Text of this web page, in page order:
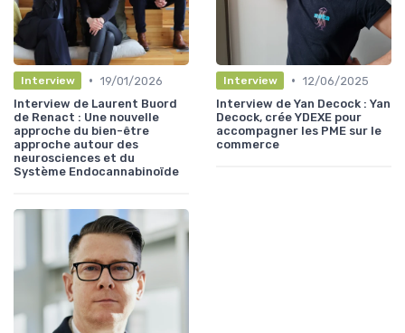
Interview • 19/01/2026
Interview de Laurent Buord
de Renact : Une nouvelle
approche du bien-être
approche autour des
neurosciences et du
Système Endocannabinoïde
Interview • 12/06/2025
Interview de Yan Decock : Yan
Decock, crée YDEXE pour
accompagner les PME sur le
commerce